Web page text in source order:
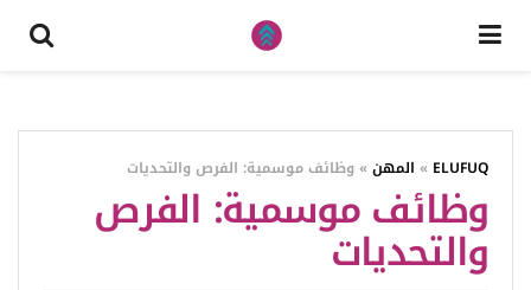
ELUFUQ
» المهن » وظائف موسمية: الفرص والتحديات
وظائف موسمية: الفرص
والتحديات